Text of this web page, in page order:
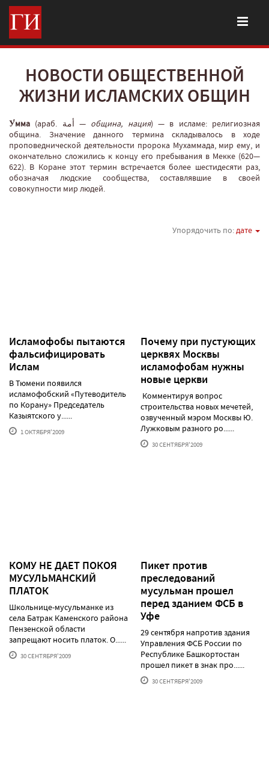
НОВОСТИ ОБЩЕСТВЕННОЙ
ЖИЗНИ ИСЛАМСКИХ ОБЩИН
У́мма (араб. أمة‎‎ — община, нация‎) — в исламе: религиозная
община. Значение данного термина складывалось в ходе
проповеднической деятельности пророка Мухаммада, мир ему, и
окончательно сложились к концу его пребывания в Мекке (620—
622). В Коране этот термин встречается более шестидесяти раз,
обозначая людские сообщества, составлявшие в своей
совокупности мир людей.
Упорядочить по:дате
Исламофобы пытаются
фальсифицировать
Ислам
В Тюмени появился
исламофобский «Путеводитель
по Корану» Председатель
Казыятского у......
1 ОКТЯБРЯ'2009
Почему при пустующих
церквях Москвы
исламофобам нужны
новые церкви
Комментируя вопрос
строительства новых мечетей,
озвученный мэром Москвы Ю.
Лужковым разного ро......
30 СЕНТЯБРЯ'2009
КОМУ НЕ ДАЕТ ПОКОЯ
МУСУЛЬМАНСКИЙ
ПЛАТОК
Школьнице-мусульманке из
села Батрак Каменского района
Пензенской области
запрещают носить платок. О......
30 СЕНТЯБРЯ'2009
Пикет против
преследований
мусульман прошел
перед зданием ФСБ в
Уфе
29 сентября напротив здания
Управления ФСБ России по
Республике Башкортостан
прошел пикет в знак про......
30 СЕНТЯБРЯ'2009